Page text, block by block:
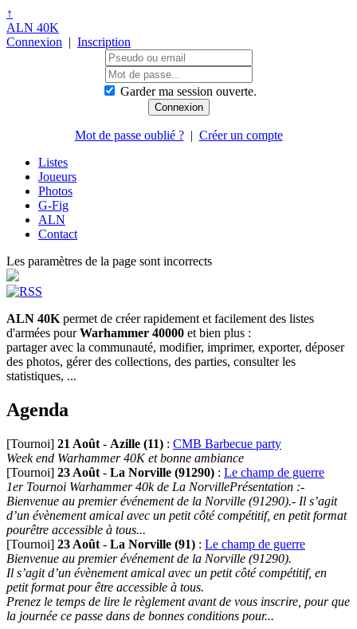
↑
ALN 40K
Connexion | Inscription
Garder ma session ouverte.
Mot de passe oublié ?| Créer un compte
Listes
Joueurs
Photos
G-Fig
ALN
Contact
Les paramètres de la page sont incorrects
ALN 40K permet de créer rapidement et facilement des listes
d'armées pourWarhammer 40000 et bien plus :
partager avec la communauté, modifier, imprimer, exporter, déposer
des photos, gérer des collections, des parties, consulter les
statistiques, ...
Agenda
[Tournoi] 21 Août - Azille (11) : CMB Barbecue party
Week end Warhammer 40K et bonne ambiance
[Tournoi] 23 Août - La Norville (91290) : Le champ de guerre
1er Tournoi Warhammer 40k de La NorvillePrésentation :-
Bienvenue au premier événement de la Norville (91290).- Il s’agit
d’un évènement amical avec un petit côté compétitif, en petit format
pourêtre accessible à tous...
[Tournoi] 23 Août - La Norville (91) : Le champ de guerre
Bienvenue au premier événement de la Norville (91290).
Il s’agit d’un évènement amical avec un petit côté compétitif, en
petit format pour être accessible à tous.
Prenez le temps de lire le règlement avant de vous inscrire, pour que
la journée ce passe dans de bonnes conditions pour...